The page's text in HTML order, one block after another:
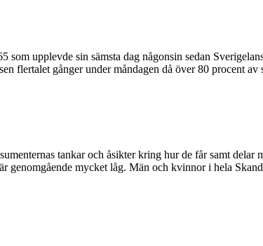
upplevde sin sämsta dag någonsin sedan
flertalet gånger under måndagen då över 80 procent
tankar och åsikter kring hur de får samt delar
genomgående mycket låg. Män och kvinnor i hela